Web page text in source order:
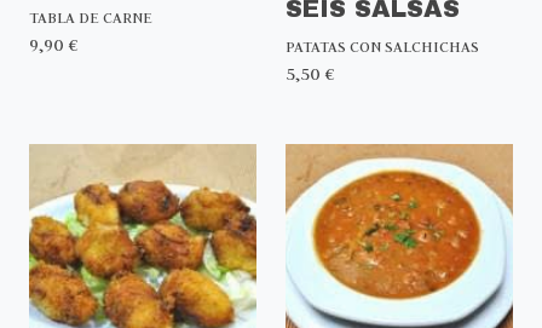
TABLA DE CARNE
9,90 €
SEIS SALSAS
PATATAS CON SALCHICHAS
5,50 €